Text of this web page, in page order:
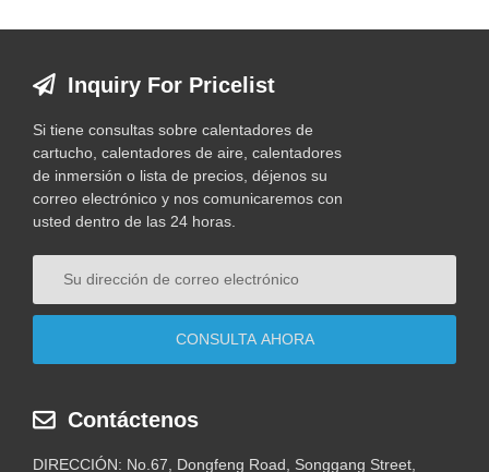
Inquiry For Pricelist
Si tiene consultas sobre calentadores de
cartucho, calentadores de aire, calentadores
de inmersión o lista de precios, déjenos su
correo electrónico y nos comunicaremos con
usted dentro de las 24 horas.
Contáctenos
DIRECCIÓN: No.67, Dongfeng Road, Songgang Street,